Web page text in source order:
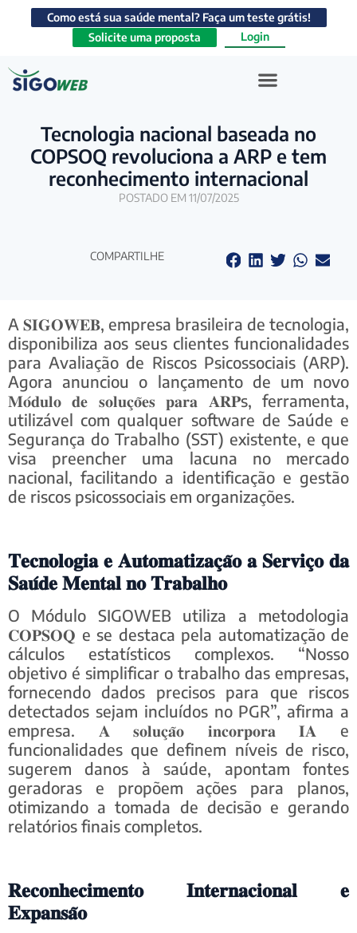
Como está sua saúde mental? Faça um teste grátis!
Solicite uma proposta
Login
Tecnologia nacional baseada no
COPSOQ revoluciona a ARP e tem
reconhecimento internacional
POSTADO EM 11/07/2025
COMPARTILHE
A 𝐒𝐈𝐆𝐎𝐖𝐄𝐁, empresa brasileira de tecnologia,
disponibiliza aos seus clientes funcionalidades
para Avaliação de Riscos Psicossociais (ARP).
Agora anunciou o lançamento de um novo
𝐌𝐨́𝐝𝐮𝐥𝐨 𝐝𝐞 𝐬𝐨𝐥𝐮𝐜̧𝐨̃𝐞𝐬 𝐩𝐚𝐫𝐚 𝐀𝐑𝐏s, ferramenta,
utilizável com qualquer software de Saúde e
Segurança do Trabalho (SST) existente, e que
visa preencher uma lacuna no mercado
nacional, facilitando a identificação e gestão
de riscos psicossociais em organizações.
𝐓𝐞𝐜𝐧𝐨𝐥𝐨𝐠𝐢𝐚 𝐞 𝐀𝐮𝐭𝐨𝐦𝐚𝐭𝐢𝐳𝐚𝐜̧𝐚̃𝐨 𝐚 𝐒𝐞𝐫𝐯𝐢𝐜̧𝐨 𝐝𝐚
𝐒𝐚𝐮́𝐝𝐞 𝐌𝐞𝐧𝐭𝐚𝐥 𝐧𝐨 𝐓𝐫𝐚𝐛𝐚𝐥𝐡𝐨
O Módulo SIGOWEB utiliza a metodologia
𝐂𝐎𝐏𝐒𝐎𝐐 e se destaca pela automatização de
cálculos estatísticos complexos. “Nosso
objetivo é simplificar o trabalho das empresas,
fornecendo dados precisos para que riscos
detectados sejam incluídos no PGR”, afirma a
empresa. 𝐀 𝐬𝐨𝐥𝐮𝐜̧𝐚̃𝐨 𝐢𝐧𝐜𝐨𝐫𝐩𝐨𝐫𝐚 𝐈𝐀 e
funcionalidades que definem níveis de risco,
sugerem danos à saúde, apontam fontes
geradoras e propõem ações para planos,
otimizando a tomada de decisão e gerando
relatórios finais completos.
𝐑𝐞𝐜𝐨𝐧𝐡𝐞𝐜𝐢𝐦𝐞𝐧𝐭𝐨 𝐈𝐧𝐭𝐞𝐫𝐧𝐚𝐜𝐢𝐨𝐧𝐚𝐥 𝐞
𝐄𝐱𝐩𝐚𝐧𝐬𝐚̃𝐨